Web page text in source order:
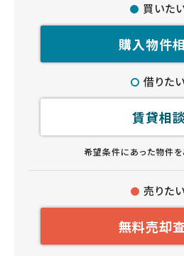
買いた
購入物件
借りたい
賃貸相談
希望条件にあった物件
売りたい
無料売却